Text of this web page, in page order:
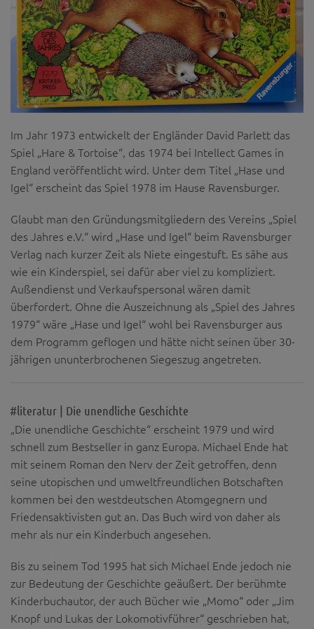
Im Jahr 1973 entwickelt der Engländer David Parlett das
Spiel „Hare & Tortoise“, das 1974 bei Intellect Games in
England veröffentlicht wird. Unter dem Titel „Hase und
Igel“ erscheint das Spiel 1978 im Hause Ravensburger.
Glaubt man den Gründungsmitgliedern des Vereins „Spiel
des Jahres e.V.“ wird „Hase und Igel“ beim Ravensburger
Verlag nach kurzer Zeit als Niete eingestuft. Es sähe aus
wie ein Kinderspiel, sei dafür aber viel zu kompliziert.
Außendienst und Verkaufspersonal wären damit
überfordert. Ohne die Auszeichnung als „Spiel des Jahres
1979“ wäre „Hase und Igel“ wohl bei Ravensburger aus
dem Programm geflogen und hätte nicht seinen über 30-
jährigen ununterbrochenen Siegeszug angetreten.
#literatur | Die unendliche Geschichte
„Die unendliche Geschichte“ erscheint 1979 und wird
schnell zum Bestseller in ganz Europa. Michael Ende hat
mit seinem Roman den Nerv der Zeit getroffen, denn
seine utopischen und umweltfreundlichen Botschaften
kommen bei den westdeutschen Atomgegnern und
Friedensaktivisten gut an. Das Buch wird von daher als
mehr als nur ein Kinderbuch angesehen.
Bis zu seinem Tod 1995 hat sich Michael Ende jedoch nie
zur Bedeutung der Geschichte geäußert. Der berühmte
Kinderbuchautor, der auch Bücher wie „Momo“ oder „Jim
Knopf und Lukas der Lokomotivführer“ geschrieben hat,